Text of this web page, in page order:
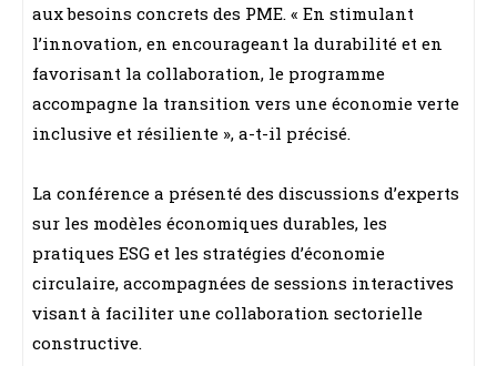
aux besoins concrets des PME. « En stimulant
l’innovation, en encourageant la durabilité et en
favorisant la collaboration, le programme
accompagne la transition vers une économie verte
inclusive et résiliente », a-t-il précisé.
La conférence a présenté des discussions d’experts
sur les modèles économiques durables, les
pratiques ESG et les stratégies d’économie
circulaire, accompagnées de sessions interactives
visant à faciliter une collaboration sectorielle
constructive.